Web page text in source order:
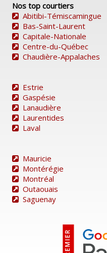
Nos top courtiers
Abitibi-Témiscamingue
Bas-Saint-Laurent
Capitale-Nationale
Centre-du-Québec
Chaudière-Appalaches
Estrie
Gaspésie
Lanaudière
Laurentides
Laval
Mauricie
Montérégie
Montréal
Outaouais
Saguenay